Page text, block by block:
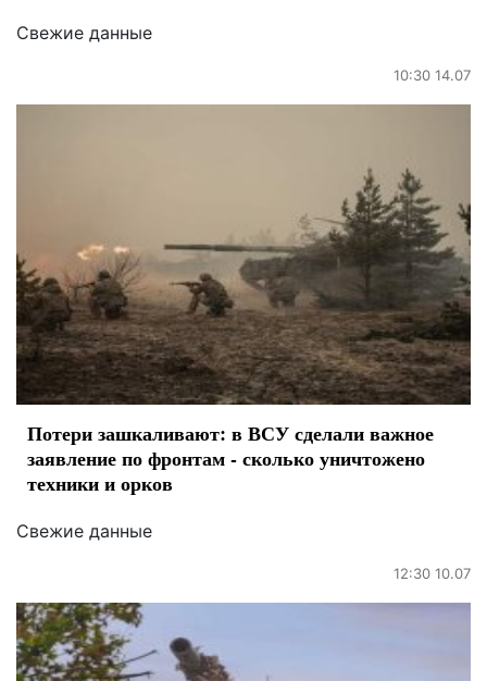
Свежие данные
10:30 14.07
Потери зашкаливают: в ВСУ сделали важное
заявление по фронтам - сколько уничтожено
техники и орков
Свежие данные
12:30 10.07